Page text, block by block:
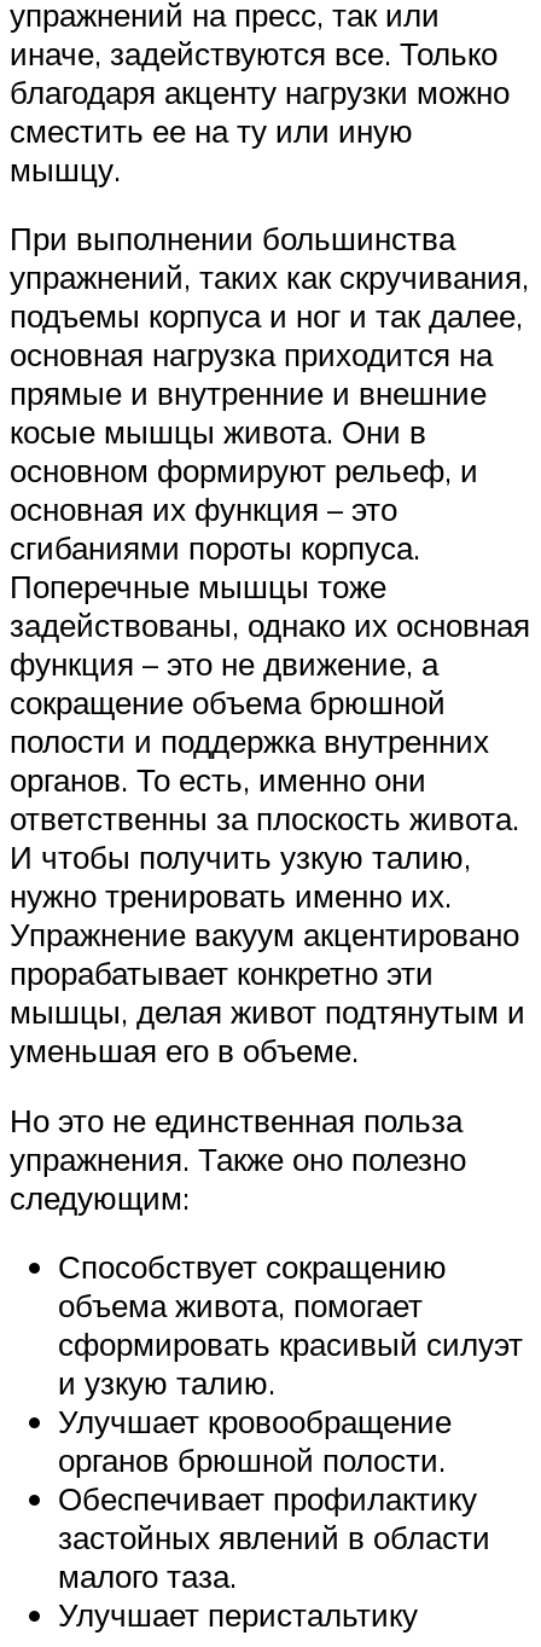
упражнений на пресс, так или
иначе, задействуются все. Только
благодаря акценту нагрузки можно
сместить ее на ту или иную
мышцу.
При выполнении большинства
упражнений, таких как скручивания,
подъемы корпуса и ног и так далее,
основная нагрузка приходится на
прямые и внутренние и внешние
косые мышцы живота. Они в
основном формируют рельеф, и
основная их функция – это
сгибаниями пороты корпуса.
Поперечные мышцы тоже
задействованы, однако их основная
функция – это не движение, а
сокращение объема брюшной
полости и поддержка внутренних
органов. То есть, именно они
ответственны за плоскость живота.
И чтобы получить узкую талию,
нужно тренировать именно их.
Упражнение вакуум акцентировано
прорабатывает конкретно эти
мышцы, делая живот подтянутым и
уменьшая его в объеме.
Но это не единственная польза
упражнения. Также оно полезно
следующим:
Способствует сокращению
объема живота, помогает
сформировать красивый силуэт
и узкую талию.
Улучшает кровообращение
органов брюшной полости.
Обеспечивает профилактику
застойных явлений в области
малого таза.
Улучшает перистальтику